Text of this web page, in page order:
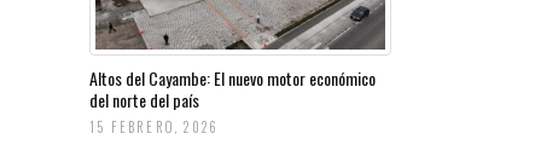
Altos del Cayambe: El nuevo motor económico
del norte del país
15 FEBRERO, 2026